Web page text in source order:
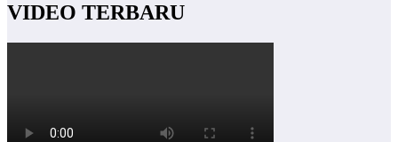
VIDEO TERBARU